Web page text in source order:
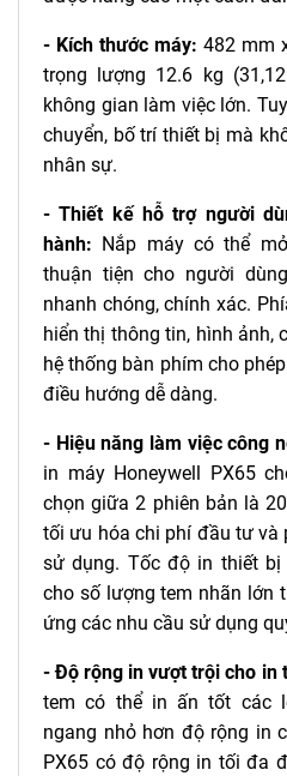
- Kích thước máy: 482 mm
trọng lượng 12.6 kg
không gian làm việc lớn.
chuyển, bố trí thiết bị mà
nhân sự.
- Thiết kế hỗ trợ người
hành: Nắp máy có thể
thuận tiện cho người
nhanh chóng, chính xác.
hiển thị thông tin, hình ảnh,
hệ thống bàn phím cho
điều hướng dễ dàng.
- Hiệu năng làm việc công
in máy Honeywell PX65
chọn giữa 2 phiên bản là
tối ưu hóa chi phí đầu tư và
sử dụng. Tốc độ in thiết
cho số lượng tem nhãn lớn
ứng các nhu cầu sử dụng
- Độ rộng in vượt trội cho in
tem có thể in ấn tốt các
ngang nhỏ hơn độ rộng in
PX65 có độ rộng in tối đa